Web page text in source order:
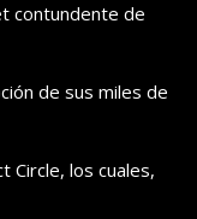
contundente de
de sus miles de
Circle, los cuales,